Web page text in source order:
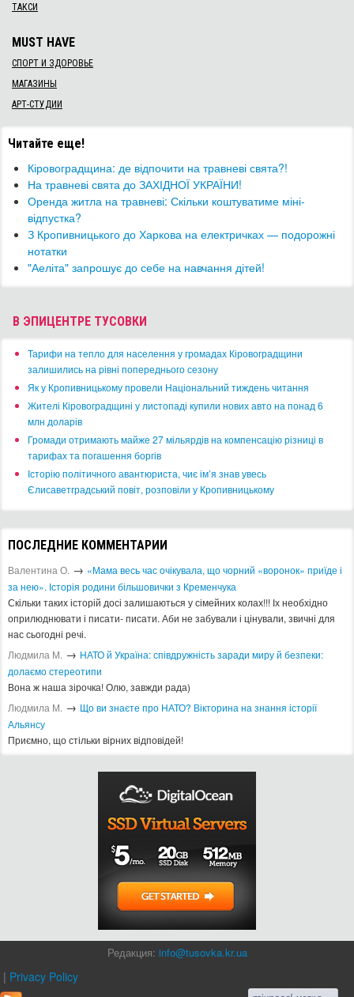
ТАКСИ
MUST HAVE
СПОРТ И ЗДОРОВЬЕ
МАГАЗИНЫ
АРТ-СТУДИИ
Читайте еще!
Кіровоградщина: де відпочити на травневі свята?!
На травневі свята до ЗАХІДНОЇ УКРАЇНИ!
​Оренда житла на травневі: Скільки коштуватиме міні-
відпустка?
​З Кропивницького до Харкова на електричках — подорожні
нотатки
"Аеліта" запрошує до себе на навчання дітей!
В ЭПИЦЕНТРЕ ТУСОВКИ
​Тарифи на тепло для населення у громадах Кіровоградщини
залишились на рівні попереднього сезону
​Як у Кропивницькому провели Національний тиждень читання
​Жителі Кіровоградщині у листопаді купили нових авто на понад 6
млн доларів
​Громади отримають майже 27 мільярдів на компенсацію різниці в
тарифах та погашення боргів
Історію політичного авантюриста, чиє ім’я знав увесь
Єлисаветградський повіт, розповіли у Кропивницькому
ПОСЛЕДНИЕ КОММЕНТАРИИ
Валентина О. → «Мама весь час очікувала, що чорний «воронок» приїде і
за нею». Історія родини більшовички з Кременчука
Скільки таких історій досі залишаються у сімейних колах!!! Іх необхідно
оприлюднювати і писати- писати. Аби не забували і цінували, звичні для
нас сьогодні речі.
Людмила М. → ​НАТО й Україна: співдружність заради миру й безпеки:
долаємо стереотипи
Вона ж наша зірочка! Олю, завжди рада)
Людмила М. → Що ви знаєте про НАТО? Вікторина на знання історії
Альянсу ​
Приємно, що стільки вірних відповідей!
Редакция: info@tusovka.kr.ua
| Privacy Policy